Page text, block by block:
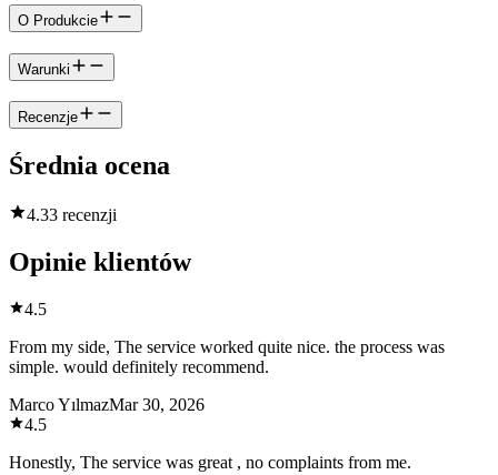
O Produkcie
Warunki
Recenzje
Średnia ocena
4.33 recenzji
Opinie klientów
4.5
From my side, The service worked quite nice. the process was
simple. would definitely recommend.
Marco YılmazMar 30, 2026
4.5
Honestly, The service was great , no complaints from me.